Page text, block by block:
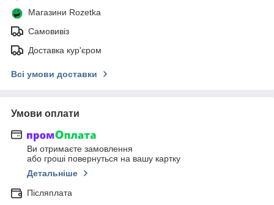
Магазини Rozetka
Самовивіз
Доставка кур'єром
Всі умови доставки
Умови оплати
Ви отримаєте замовлення
або гроші повернуться на вашу картку
Детальніше
Післяплата